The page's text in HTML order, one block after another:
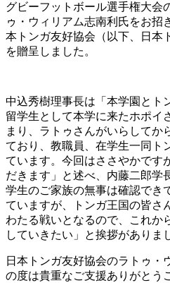
グビーフットボール選手権大会
ゥ・ウィリアム志南利氏をお招
本トンガ友好協会（以下、日本
を贈呈しました。
中込秀樹理事長は「本学園とト
留学生として本学に来たホポイ
まり、ラトゥさんがいらしてか
ており、教職員、在学生一同ト
ています。今回はささやかです
だきます」と述べ、内藤二郎学
学生のご家族の無事は確認でき
ていますが、トンガ王国の皆さ
わたる戦いとなるので、これか
していきたい」と挨拶がありま
日本トンガ友好協会のラトゥ・
の度は貴重なご支援ありがとう